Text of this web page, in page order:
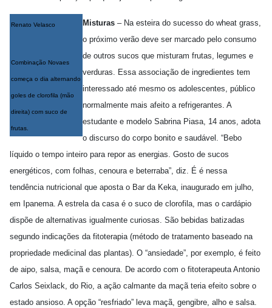
Renato Velasco
Combinação Novaes
começa o dia alternando
goles de clorofila (mão
direita) com suco de
frutas.
Misturas – Na esteira do sucesso do wheat grass,
o próximo verão deve ser marcado pelo consumo
de outros sucos que misturam frutas, legumes e
verduras. Essa associação de ingredientes tem
interessado até mesmo os adolescentes, público
normalmente mais afeito a refrigerantes. A
estudante e modelo Sabrina Piasa, 14 anos, adota
o discurso do corpo bonito e saudável. “Bebo
líquido o tempo inteiro para repor as energias. Gosto de sucos
energéticos, com folhas, cenoura e beterraba”, diz. É é nessa
tendência nutricional que aposta o Bar da Keka, inaugurado em julho,
em Ipanema. A estrela da casa é o suco de clorofila, mas o cardápio
dispõe de alternativas igualmente curiosas. São bebidas batizadas
segundo indicações da fitoterapia (método de tratamento baseado na
propriedade medicinal das plantas). O “ansiedade”, por exemplo, é feito
de aipo, salsa, maçã e cenoura. De acordo com o fitoterapeuta Antonio
Carlos Seixlack, do Rio, a ação calmante da maçã teria efeito sobre o
estado ansioso. A opção “resfriado” leva maçã, gengibre, alho e salsa.